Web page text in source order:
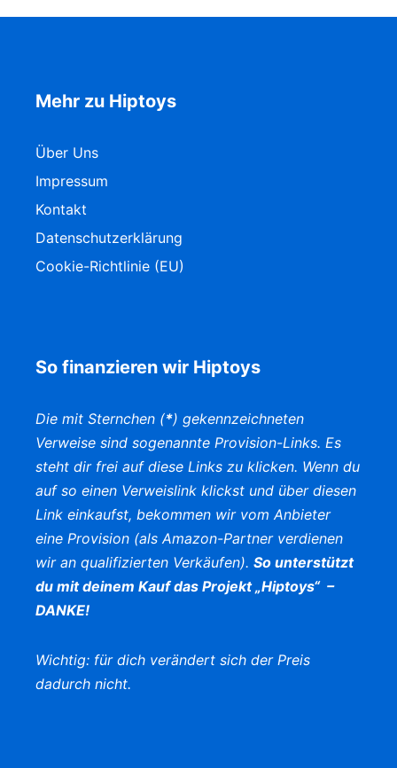
Mehr zu Hiptoys
Über Uns
Impressum
Kontakt
Datenschutzerklärung
Cookie-Richtlinie (EU)
So finanzieren wir Hiptoys
Die mit Sternchen (*) gekennzeichneten
Verweise sind sogenannte Provision-Links. Es
steht dir frei auf diese Links zu klicken. Wenn du
auf so einen Verweislink klickst und über diesen
Link einkaufst, bekommen wir vom Anbieter
eine Provision (als Amazon-Partner verdienen
wir an qualifizierten Verkäufen). So unterstützt
du mit deinem Kauf das Projekt „Hiptoys“ –
DANKE!
Wichtig: für dich verändert sich der Preis
dadurch nicht.